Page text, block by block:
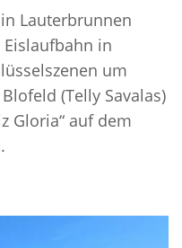
Lauterbrunnen
in
um
(Telly Savalas)
Gloria“ auf dem